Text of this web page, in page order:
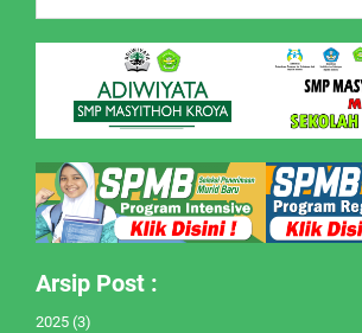
Arsip Post :
2025 (3)